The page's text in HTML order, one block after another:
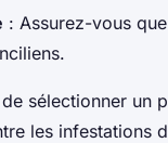
: Assurez-vous
sélectionner un
les infestations